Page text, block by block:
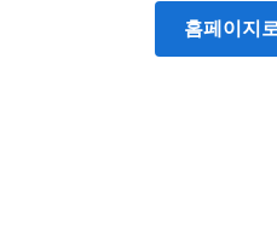
홈페이지